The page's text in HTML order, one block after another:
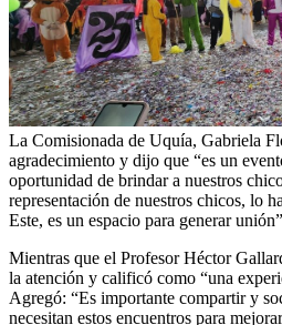
La Comisionada de Uquía, Gabriela
agradecimiento y dijo que “es un
oportunidad de brindar a nuestros
representación de nuestros chicos, lo
Este, es un espacio para generar
Mientras que el Profesor Héctor
la atención y calificó como “una
Agregó: “Es importante compartir y
necesitan estos encuentros para